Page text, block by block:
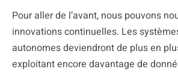
Pour aller de l’avant, nous pouvons
innovations continuelles. Les
autonomes deviendront de plus en
exploitant encore davantage de